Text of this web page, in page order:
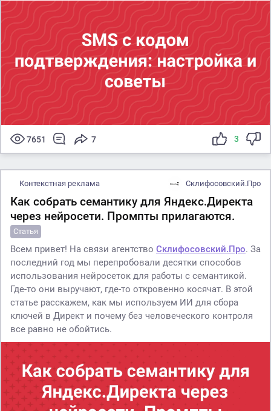
7651 7 3
Контекстная реклама Склифосовский.Про
Как собрать семантику для Яндекс.Директа
через нейросети. Промпты прилагаются.
Статья
Всем привет! На связи агентство Склифосовский.Про. За
последний год мы перепробовали десятки способов
использования нейросеток для работы с семантикой.
Где-то они выручают, где-то откровенно косячат. В этой
статье расскажем, как мы используем ИИ для сбора
ключей в Директ и почему без человеческого контроля
все равно не обойтись.